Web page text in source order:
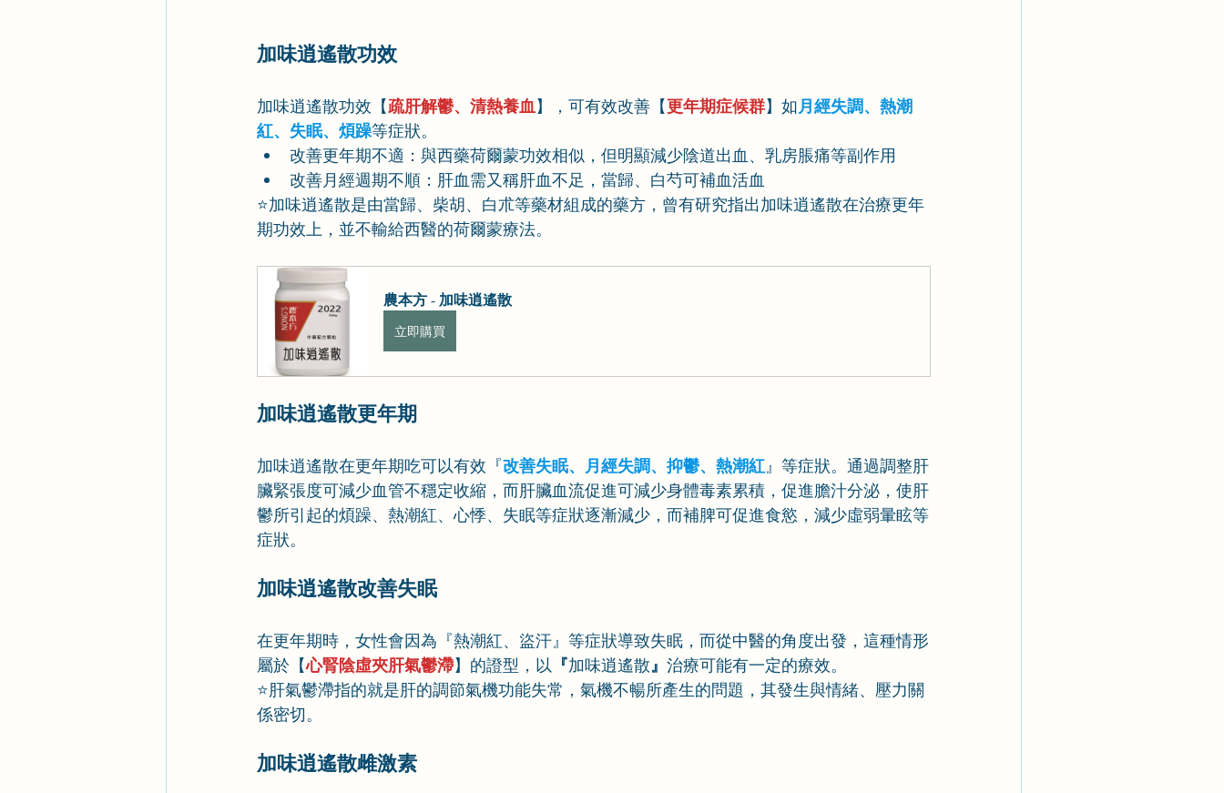
加味逍遙散功效
加味逍遙散功效【疏肝解鬱、清熱養血】，可有效改善【更年期症候群】如月經失調、熱潮
紅、失眠、煩躁等症狀。
改善更年期不適：與西藥荷爾蒙功效相似，但明顯減少陰道出血、乳房脹痛等副作用
改善月經週期不順：肝血需又稱肝血不足，當歸、白芍可補血活血
⭐加味逍遙散是由當歸、柴胡、白朮等藥材組成的藥方，曾有研究指出加味逍遙散在治療更年
期功效上，並不輸給西醫的荷爾蒙療法。
農本方 - 加味逍遙散
立即購買
加味逍遙散更年期
加味逍遙散在更年期吃可以有效『改善失眠、月經失調、抑鬱、熱潮紅』等症狀。通過調整肝
臟緊張度可減少血管不穩定收縮，而肝臟血流促進可減少身體毒素累積，促進膽汁分泌，使肝
鬱所引起的煩躁、熱潮紅、心悸、失眠等症狀逐漸減少，而補脾可促進食慾，減少虛弱暈眩等
症狀。
加味逍遙散改善失眠
在更年期時，女性會因為『熱潮紅、盜汗』等症狀導致失眠，而從中醫的角度出發，這種情形
屬於【心腎陰虛夾肝氣鬱滯】的證型，以 『加味逍遙散』 治療可能有一定的療效。
⭐肝氣鬱滯指的就是肝的調節氣機功能失常，氣機不暢所產生的問題，其發生與情緒、壓力關
係密切。
加味逍遙散雌激素